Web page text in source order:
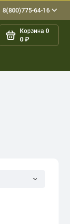
8(800)775-64-16
Корзина 0
0 ₽